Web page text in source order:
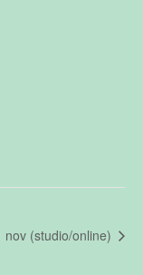
nov (studio/online)